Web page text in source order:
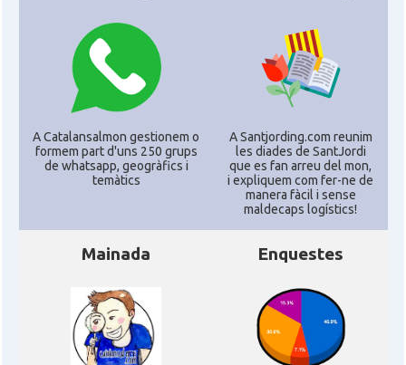
A Catalansalmon gestionem o
formem part d'uns 250 grups
de whatsapp, geogràfics i
temàtics
A Santjording.com reunim
les diades de SantJordi
que es fan arreu del mon,
i expliquem com fer-ne de
manera fàcil i sense
maldecaps logí­stics!
Mainada Enquestes